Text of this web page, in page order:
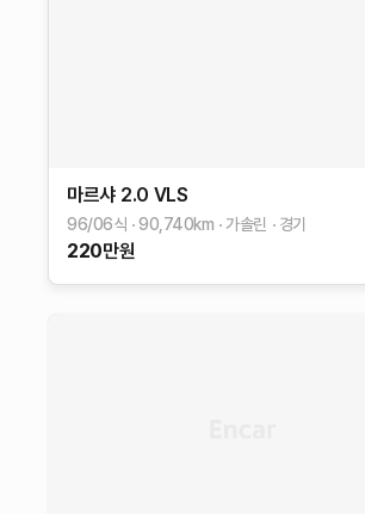
마르샤 2.0 VLS
96/06식 90,740km 가솔린 경기
220만원